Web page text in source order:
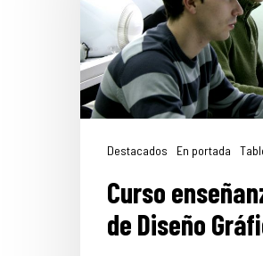
Destacados En portada
Curso
de Diseño